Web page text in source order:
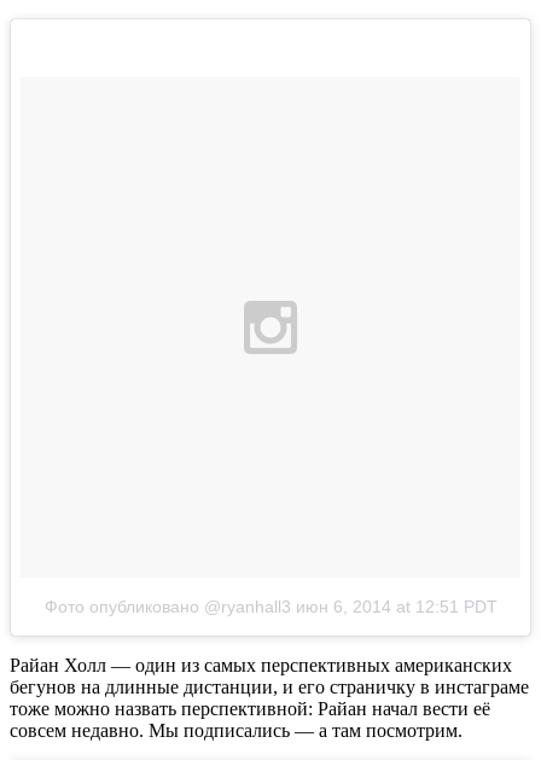
Фото опубликовано @ryanhall3 июн 6, 2014 at 12:51 PDT
Райан Холл — один из самых перспективных американских
бегунов на длинные дистанции, и его страничку в инстаграме
тоже можно назвать перспективной: Райан начал вести её
совсем недавно. Мы подписались — а там посмотрим.